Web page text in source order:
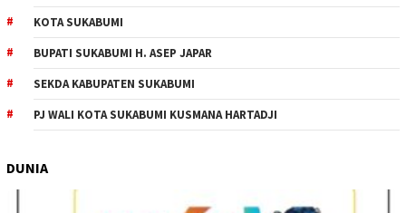
KOTA SUKABUMI
BUPATI SUKABUMI H. ASEP JAPAR
SEKDA KABUPATEN SUKABUMI
PJ WALI KOTA SUKABUMI KUSMANA HARTADJI
DUNIA